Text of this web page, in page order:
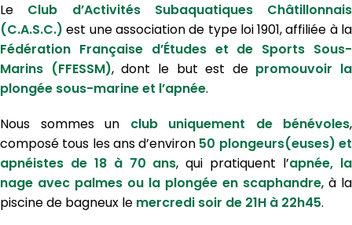
Le Club d’Activités Subaquatiques Châtillonnais
(C.A.S.C.) est une association de type loi 1901, affiliée à la
Fédération Française d’Études et de Sports Sous-
Marins (FFESSM), dont le but est de promouvoir la
plongée sous-marine et l’apnée.
Nous sommes un club uniquement de bénévoles,
composé tous les ans d’environ 50 plongeurs(euses) et
apnéistes de 18 à 70 ans, qui pratiquent l’apnée, la
nage avec palmes ou la plongée en scaphandre, à la
piscine de bagneux le mercredi soir de 21H à 22h45.